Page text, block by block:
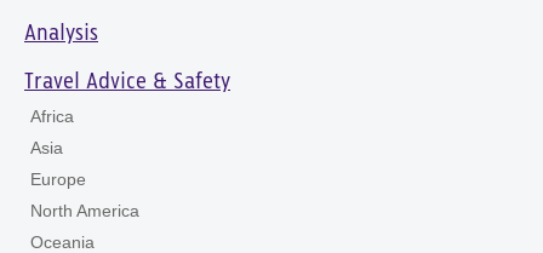
Analysis
Travel Advice & Safety
Africa
Asia
Europe
North America
Oceania